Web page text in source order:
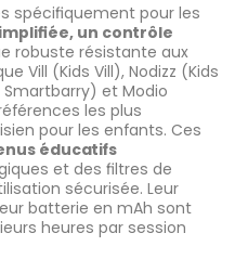
spécifiquement pour les
un contrôle
robuste résistante aux
Vill (Kids Vill), Nodizz (Kids
Smartbarry) et Modio
les plus
pour les enfants. Ces
éducatifs
et des filtres de
sécurisée. Leur
batterie en mAh sont
heures par session